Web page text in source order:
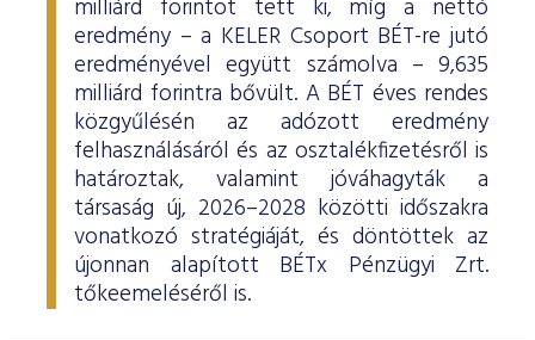
milliárd forintot tett ki, míg a nettó
eredmény – a KELER Csoport BÉT-re jutó
eredményével együtt számolva – 9,635
milliárd forintra bővült. A BÉT éves rendes
közgyűlésén az adózott eredmény
felhasználásáról és az osztalékfizetésről is
határoztak, valamint jóváhagyták a
társaság új, 2026–2028 közötti időszakra
vonatkozó stratégiáját, és döntöttek az
újonnan alapított BÉTx Pénzügyi Zrt.
tőkeemeléséről is.